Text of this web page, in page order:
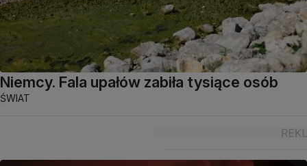
Niemcy. Fala upałów zabiła tysiące osób
ŚWIAT